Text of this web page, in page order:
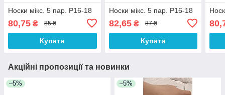
Носки мікс. 5 пар. Р16-18
80,75 ₴ 85 ₴
Купити
Носки мікс. 5 пар. Р16-18
82,65₴ 87 ₴
Купити
Акційні пропозиції та новинки
–5% –5%